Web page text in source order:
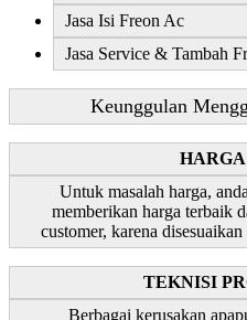
Jasa Isi Freon Ac
Jasa Service & Tambah
Keunggulan
Untuk masalah harga,
memberikan harga terbaik
customer, karena
TEKNISI
Berbagai kerusakan